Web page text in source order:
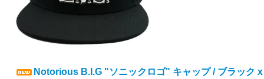
Notorious B.I.G "ソニックロゴ" キャップ / ブラック x